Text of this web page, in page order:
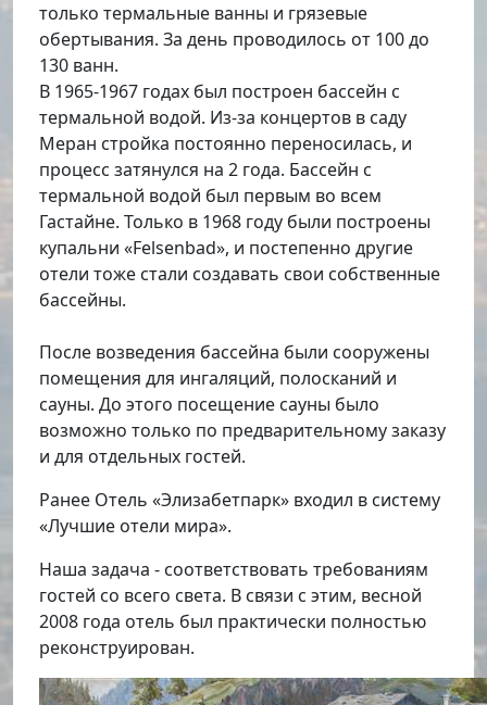
только термальные ванны и грязевые
обертывания. За день проводилось от 100 до
130 ванн.
В 1965-1967 годах был построен бассейн с
термальной водой. Из-за концертов в саду
Меран стройка постоянно переносилась, и
процесс затянулся на 2 года. Бассейн с
термальной водой был первым во всем
Гастайне. Только в 1968 году были построены
купальни «Felsenbad», и постепенно другие
отели тоже стали создавать свои собственные
бассейны.
После возведения бассейна были сооружены
помещения для ингаляций, полосканий и
сауны. До этого посещение сауны было
возможно только по предварительному заказу
и для отдельных гостей.
Ранее Отель «Элизабетпарк» входил в систему
«Лучшие отели мира».
Наша задача - соответствовать требованиям
гостей со всего света. В связи с этим, весной
2008 года отель был практически полностью
реконструирован.